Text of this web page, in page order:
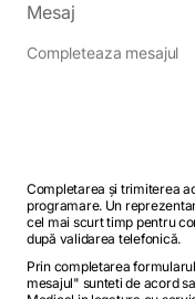
Mesaj
Completarea și trimiterea
programare. Un
cel mai scurt timp pentru
după validarea telefonică.
Prin completarea
mesajul" sunteti de acord